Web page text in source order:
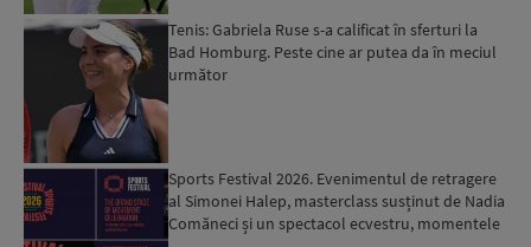
Tenis: Gabriela Ruse s-a calificat în sferturi la
Bad Homburg. Peste cine ar putea da în meciul
următor
Sports Festival 2026. Evenimentul de retragere
al Simonei Halep, masterclass susținut de Nadia
Comăneci și un spectacol ecvestru, momentele